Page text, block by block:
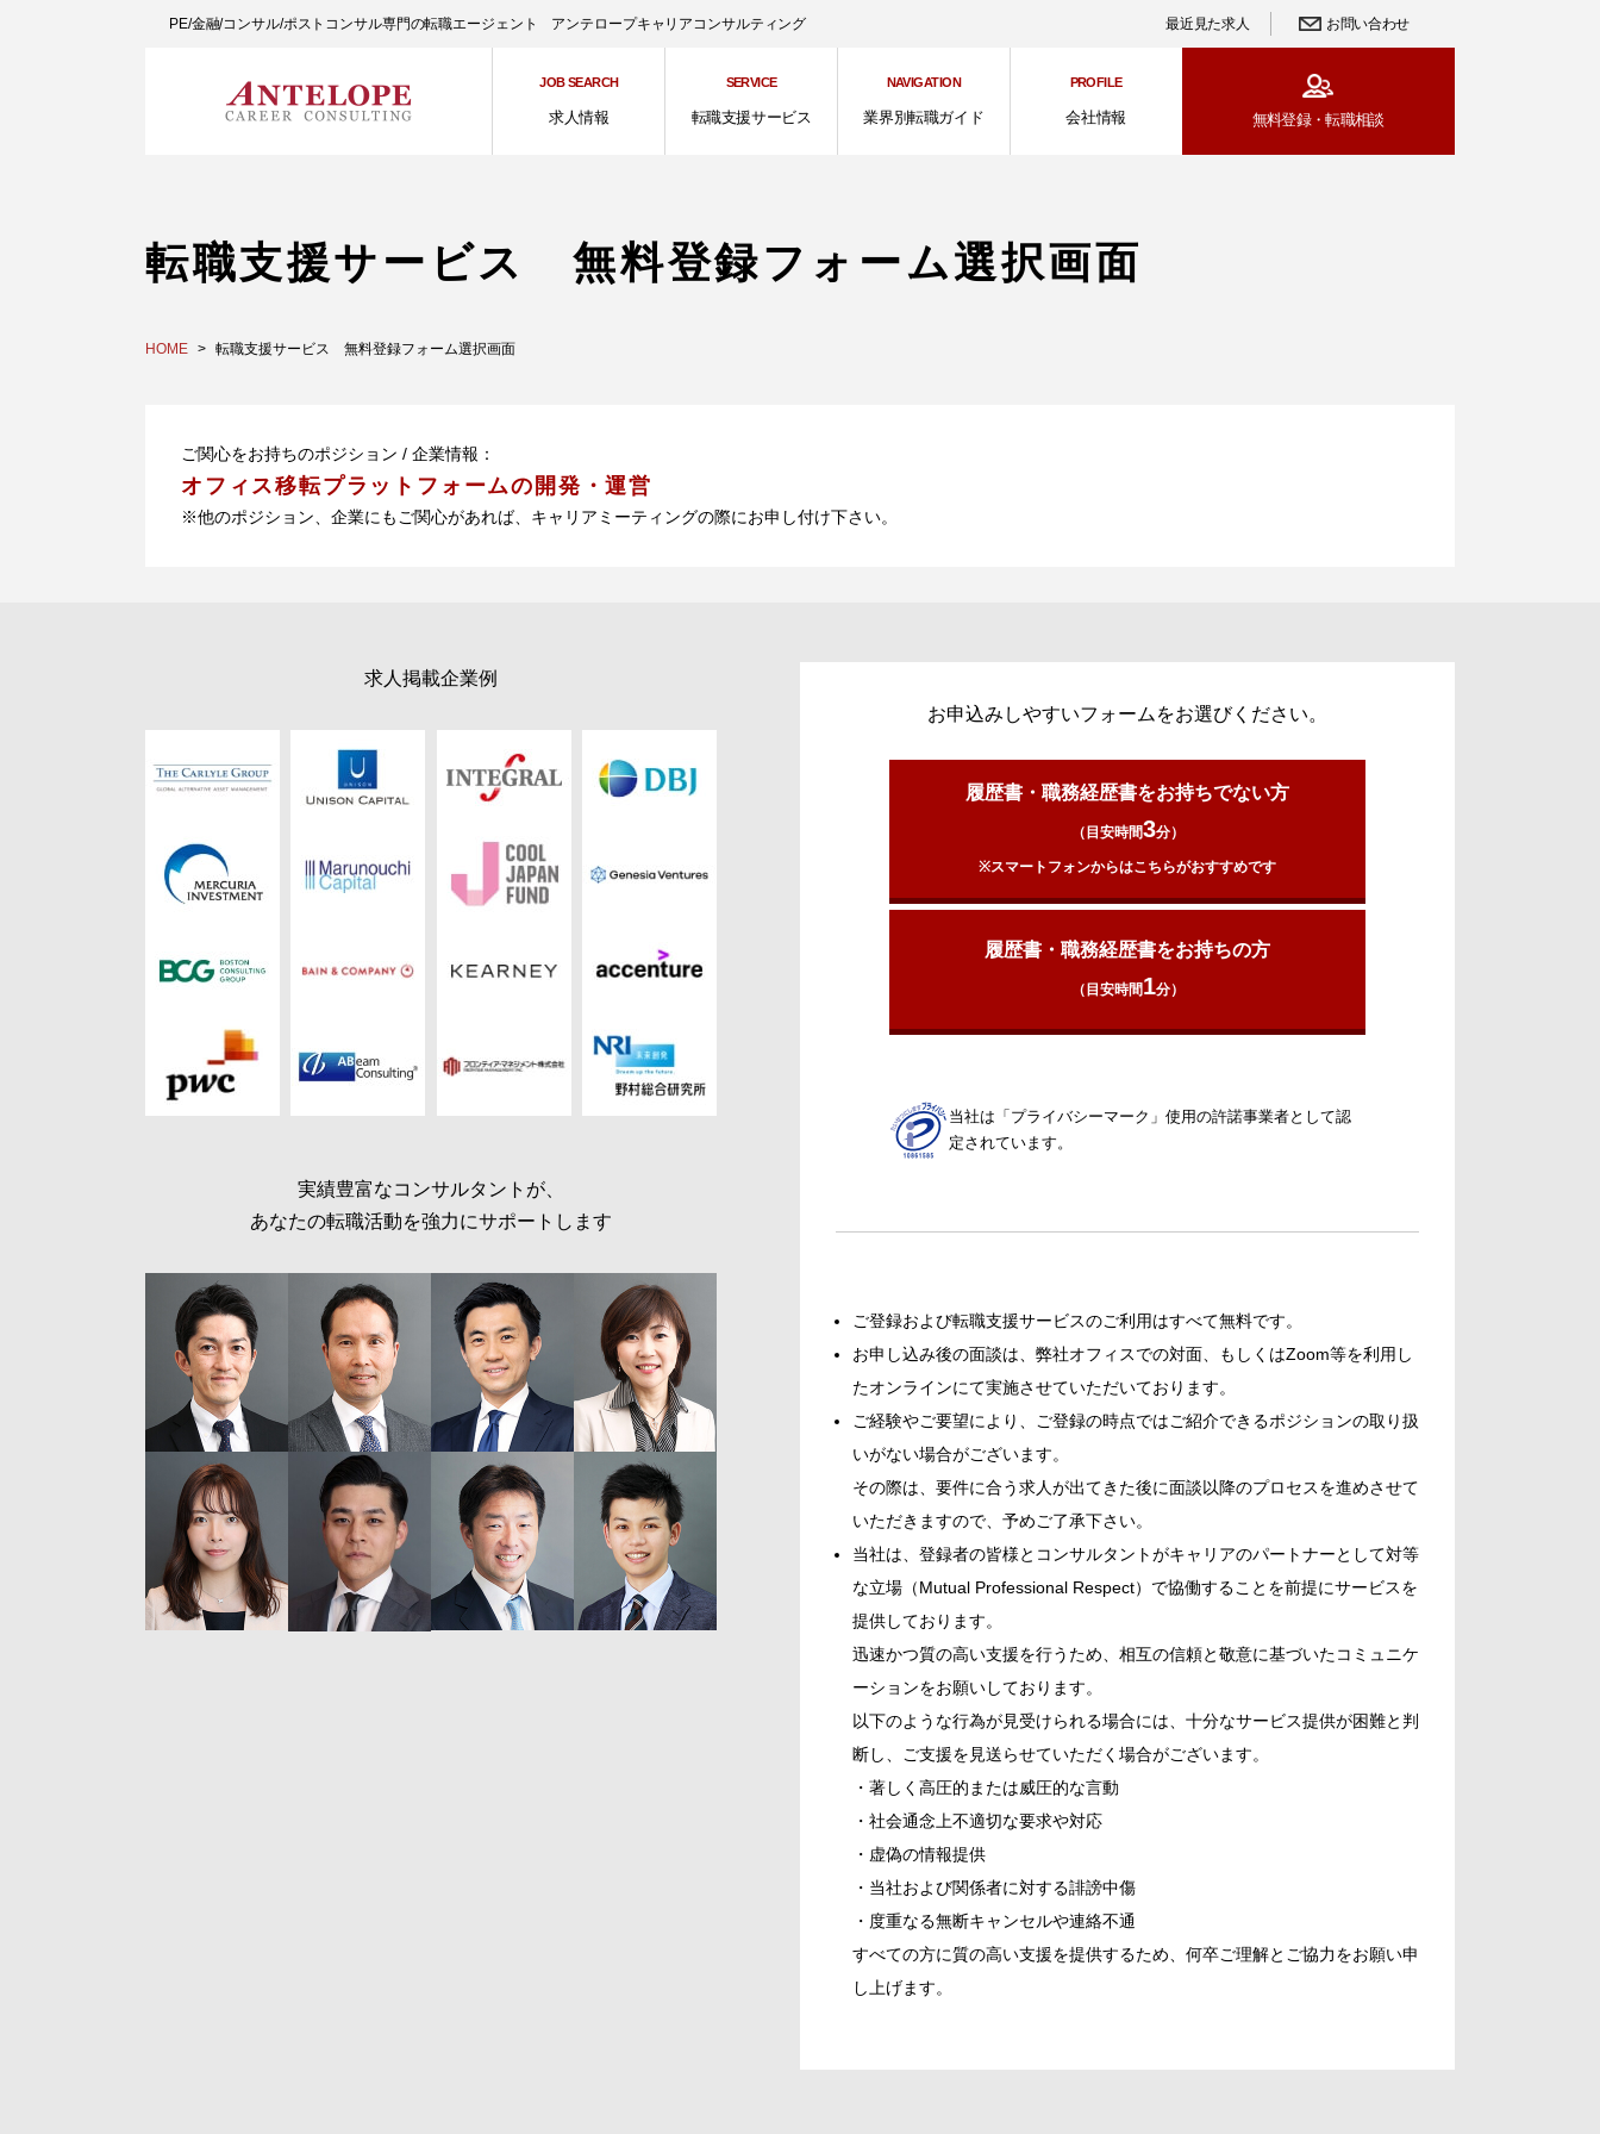
PE/金融/コンサル/ポストコンサル専門の転職エージェント アンテロープキャリアコンサルティング 最近見た求人 お問い合わせ
JOB SEARCH
求人情報
SERVICE
転職支援サービス
NAVIGATION
業界別転職ガイド
PROFILE
会社情報 無料登録・転職相談
転職支援サービス 無料登録フォーム選択画面
HOME 転職支援サービス 無料登録フォーム選択画面
ご関心をお持ちのポジション / 企業情報：
オフィス移転プラットフォームの開発・運営
※他のポジション、企業にもご関心があれば、キャリアミーティングの際にお申し付け下さい。
求人掲載企業例
実績豊富なコンサルタントが、
あなたの転職活動を強力にサポートします
お申込みしやすいフォームをお選びください。
履歴書・職務経歴書をお持ちでない方
（目安時間3分）
※スマートフォンからはこちらがおすすめです
履歴書・職務経歴書をお持ちの方
（目安時間1分）
当社は「プライバシーマーク」使用の許諾事業者として認
定されています。
ご登録および転職支援サービスのご利用はすべて無料です。
お申し込み後の面談は、弊社オフィスでの対面、もしくはZoom等を利用し
たオンラインにて実施させていただいております。
ご経験やご要望により、ご登録の時点ではご紹介できるポジションの取り扱
いがない場合がございます。
その際は、要件に合う求人が出てきた後に面談以降のプロセスを進めさせて
いただきますので、予めご了承下さい。
当社は、登録者の皆様とコンサルタントがキャリアのパートナーとして対等
な立場（Mutual Professional Respect）で協働することを前提にサービスを
提供しております。
迅速かつ質の高い支援を行うため、相互の信頼と敬意に基づいたコミュニケ
ーションをお願いしております。
以下のような行為が見受けられる場合には、十分なサービス提供が困難と判
断し、ご支援を見送らせていただく場合がございます。
・著しく高圧的または威圧的な言動
・社会通念上不適切な要求や対応
・虚偽の情報提供
・当社および関係者に対する誹謗中傷
・度重なる無断キャンセルや連絡不通
すべての方に質の高い支援を提供するため、何卒ご理解とご協力をお願い申
し上げます。